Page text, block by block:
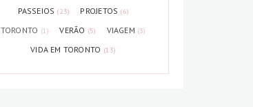
PASSEIOS (23) PROJETOS (6)
TORONTO (1) VERÃO (5) VIAGEM (3)
VIDA EM TORONTO (13)